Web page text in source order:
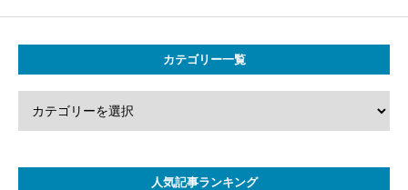
カテゴリー一覧
人気記事ランキング